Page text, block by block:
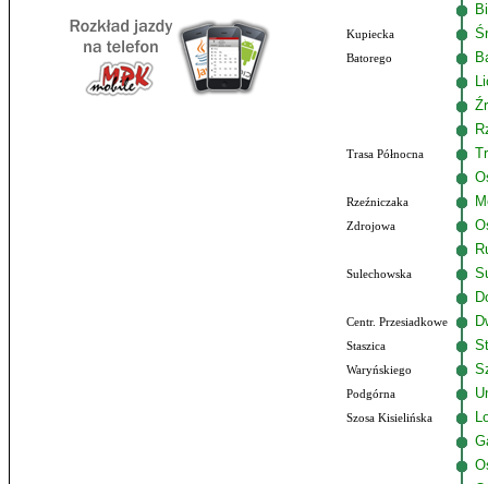
Kupiecka
Batorego
Trasa Północna
Rzeźniczaka
Zdrojowa
Sulechowska
Centr. Przesiadkowe
Staszica
Waryńskiego
Podgórna
Szosa Kisielińska